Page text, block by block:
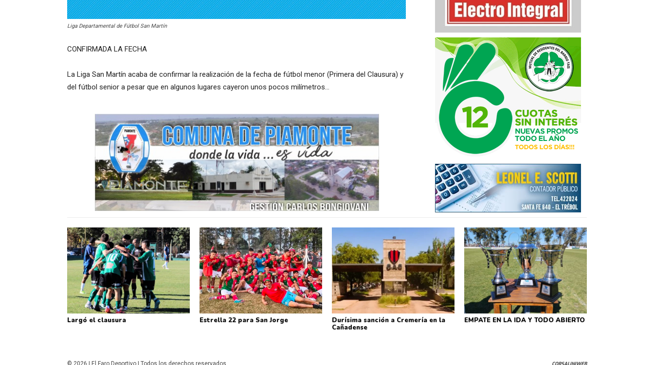
Liga Departamental de Fútbol San Martín
CONFIRMADA LA FECHA
La Liga San Martín acaba de confirmar la realización de la fecha de fútbol menor (Primera del Clausura) y
del fútbol senior a pesar que en algunos lugares cayeron unos pocos milímetros…
Largó el clausura Estrella 22 para San Jorge
Durísima sanción a Cremería en la
Cañadense
EMPATE EN LA IDA Y TODO ABIERTO
CORSALINIWEB
© 2026 | El Faro Deportivo | Todos los derechos reservados